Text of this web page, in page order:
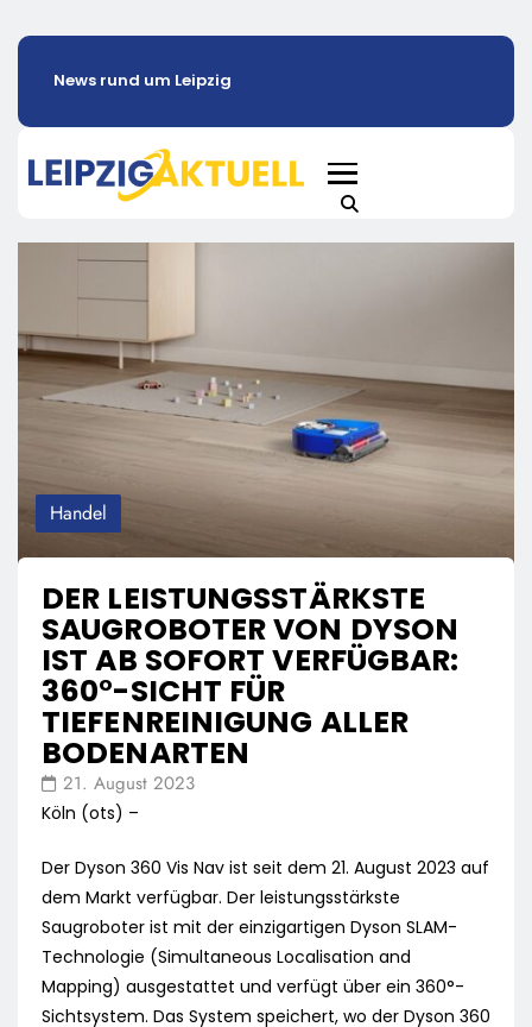
News rund um Leipzig
Handel
DER LEISTUNGSSTÄRKSTE
SAUGROBOTER VON DYSON
IST AB SOFORT VERFÜGBAR:
360°-SICHT FÜR
TIEFENREINIGUNG ALLER
BODENARTEN
21. August 2023
Köln (ots) –
Der Dyson 360 Vis Nav ist seit dem 21. August 2023 auf
dem Markt verfügbar. Der leistungsstärkste
Saugroboter ist mit der einzigartigen Dyson SLAM-
Technologie (Simultaneous Localisation and
Mapping) ausgestattet und verfügt über ein 360°-
Sichtsystem. Das System speichert, wo der Dyson 360